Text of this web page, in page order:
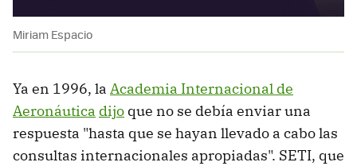
Miriam Espacio
Ya en 1996, la Academia Internacional de
Aeronáutica dijo que no se debía enviar una
respuesta "hasta que se hayan llevado a cabo las
consultas internacionales apropiadas". SETI, que